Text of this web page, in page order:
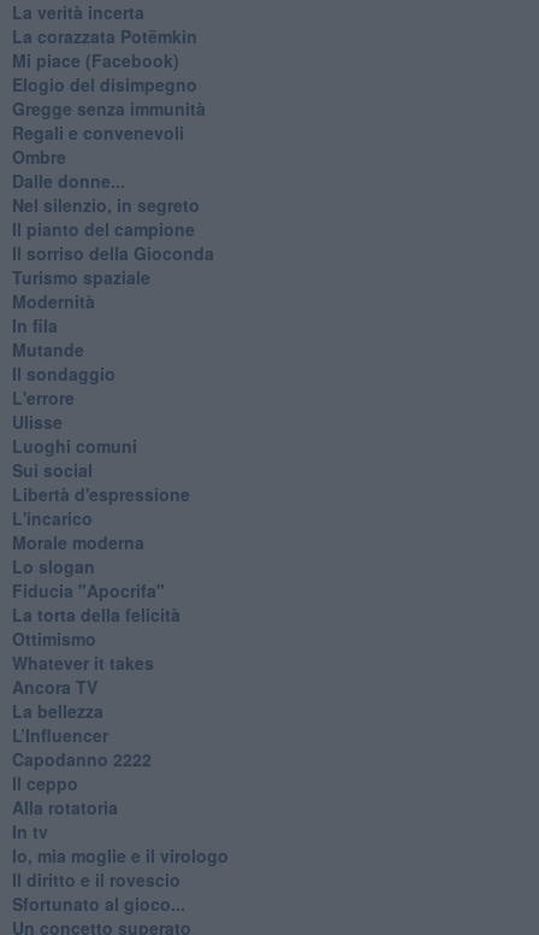
La verità incerta
La corazzata Potëmkin
Mi piace (Facebook)
Elogio del disimpegno
Gregge senza immunità
Regali e convenevoli
Ombre
Dalle donne...
Nel silenzio, in segreto
Il pianto del campione
Il sorriso della Gioconda
Turismo spaziale
Modernità
In fila
Mutande
Il sondaggio
L'errore
Ulisse
Luoghi comuni
Sui social
Libertà d'espressione
L'incarico
Morale moderna
Lo slogan
Fiducia "Apocrifa"
La torta della felicità
Ottimismo
Whatever it takes
Ancora TV
La bellezza
L’Influencer
​Capodanno 2222
Il ceppo
Alla rotatoria
In tv
Io, mia moglie e il virologo
Il diritto e il rovescio
Sfortunato al gioco...
Un concetto superato